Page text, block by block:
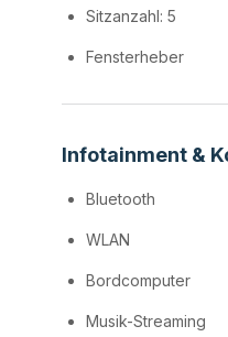
Sitzanzahl: 5
Fensterheber
Infotainment &
Bluetooth
WLAN
Bordcomputer
Musik-Streaming